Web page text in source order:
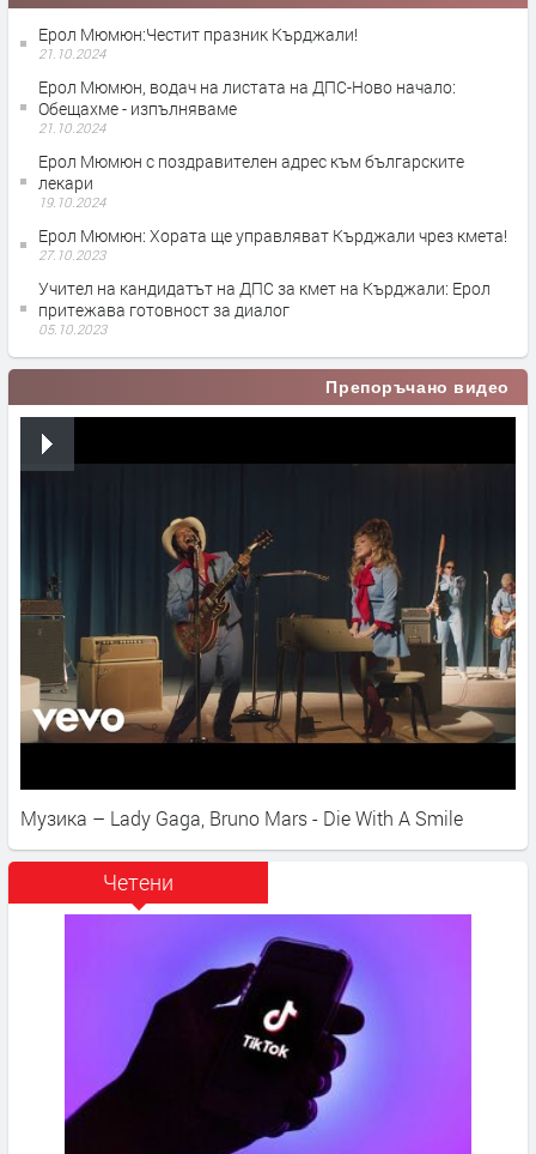
Ерол Мюмюн:Честит празник Кърджали!
21.10.2024
Ерол Мюмюн, водач на листата на ДПС-Ново начало:
Обещахме - изпълняваме
21.10.2024
Ерол Мюмюн с поздравителен адрес към българските
лекари
19.10.2024
Ерол Мюмюн: Хората ще управляват Кърджали чрез кмета!
27.10.2023
Учител на кандидатът на ДПС за кмет на Кърджали: Ерол
притежава готовност за диалог
05.10.2023
Препоръчано видео
Музика – Lady Gaga, Bruno Mars - Die With A Smile
Четени